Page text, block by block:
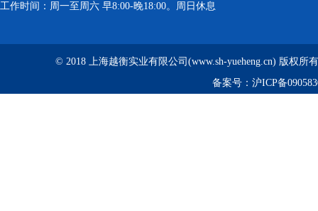
工作时间：周一至周六 早8:00-晚18:00。周日休息
© 2018 上海越衡实业有限公司(www.sh-yueheng.cn) 版权所
备案号： 沪ICP备